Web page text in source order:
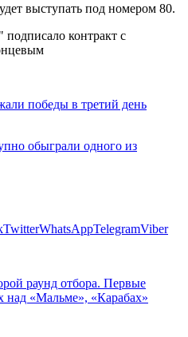
выступать под номером 80.
победы в третий день
обыграли одного из
TwitterWhatsAppTelegramViber
раунд отбора. Первые
над «Мальме», «Карабах»